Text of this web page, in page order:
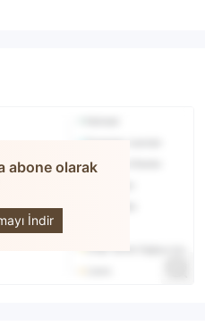
abone olarak
İndir